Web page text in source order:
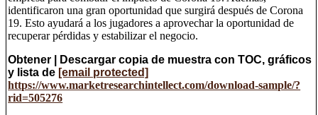
identificaron una gran oportunidad que surgirá después de Corona
19. Esto ayudará a los jugadores a aprovechar la oportunidad de
recuperar pérdidas y estabilizar el negocio.
Obtener | Descargar copia de muestra con TOC, gráficos
y lista de [email protected]
https://www.marketresearchintellect.com/download-sample/?
rid=505276